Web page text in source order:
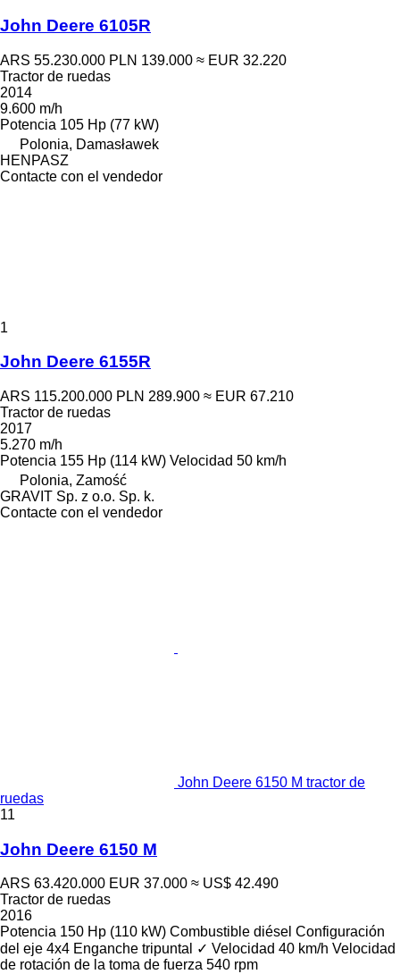
John Deere 6105R
ARS 55.230.000 PLN 139.000 ≈ EUR 32.220
Tractor de ruedas
2014
9.600 m/h
Potencia 105 Hp (77 kW)
Polonia, Damasławek
HENPASZ
Contacte con el vendedor
1
John Deere 6155R
ARS 115.200.000 PLN 289.900 ≈ EUR 67.210
Tractor de ruedas
2017
5.270 m/h
Potencia 155 Hp (114 kW) Velocidad 50 km/h
Polonia, Zamość
GRAVIT Sp. z o.o. Sp. k.
Contacte con el vendedor
John Deere 6150 M tractor de
ruedas
11
John Deere 6150 M
ARS 63.420.000 EUR 37.000 ≈ US$ 42.490
Tractor de ruedas
2016
Potencia 150 Hp (110 kW) Combustible diésel Configuración
del eje 4x4 Enganche tripuntal ✓ Velocidad 40 km/h Velocidad
de rotación de la toma de fuerza 540 rpm